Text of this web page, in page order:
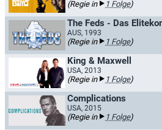
(Regie in 1 Folge)
The Feds - Das
AUS, 1993
(Regie in 1 Folge)
King & Maxwell
USA, 2013
(Regie in 1 Folge)
Complications
USA, 2015
(Regie in 1 Folge)